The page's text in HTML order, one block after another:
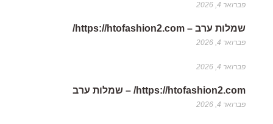
פברואר 4, 2026
שמלות ערב – https://htofashion2.com/
פברואר 4, 2026
פברואר 4, 2026
https://htofashion2.com/ – שמלות ערב
פברואר 4, 2026